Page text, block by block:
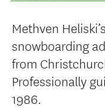
Methven
snowboarding
from
Professionally
1986.